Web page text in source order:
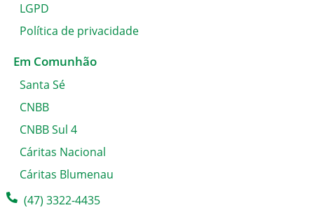
LGPD
Política de privacidade
Em Comunhão
Santa Sé
CNBB
CNBB Sul 4
Cáritas Nacional
Cáritas Blumenau
(47) 3322-4435